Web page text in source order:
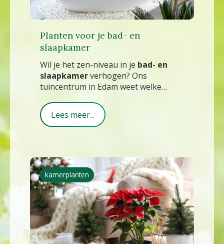
Planten voor je bad- en
slaapkamer
Wil je het zen-niveau in je bad- en
slaapkamerverhogen? Ons
tuincentrum in Edam weet welke
Lees meer...
kamerplanten